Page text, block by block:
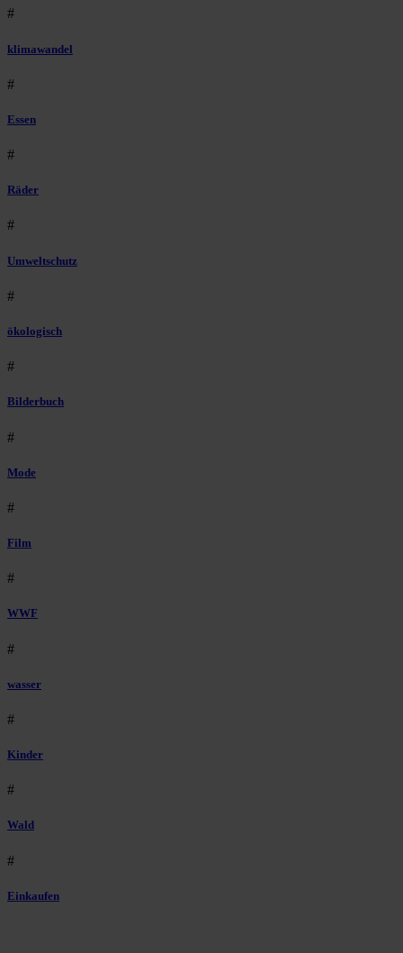
#
klimawandel
#
Essen
#
Räder
#
Umweltschutz
#
ökologisch
#
Bilderbuch
#
Mode
#
Film
#
WWF
#
wasser
#
Kinder
#
Wald
#
Einkaufen